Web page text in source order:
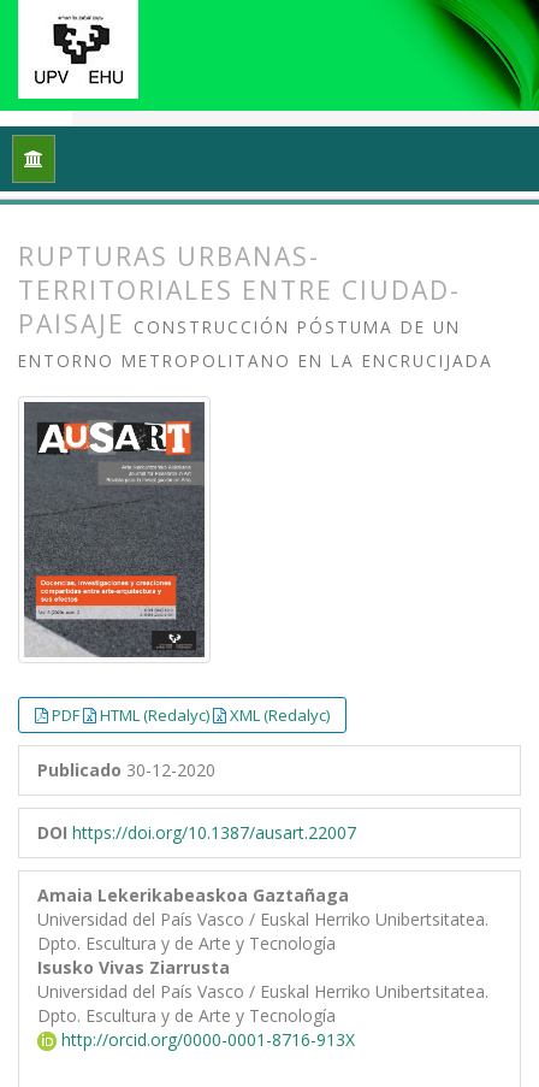
Inicio
RUPTURAS URBANAS-
TERRITORIALES ENTRE CIUDAD-
PAISAJE CONSTRUCCIÓN PÓSTUMA DE UN
ENTORNO METROPOLITANO EN LA ENCRUCIJADA
PDF HTML (Redalyc) XML (Redalyc)
Publicado 30-12-2020
DOI https://doi.org/10.1387/ausart.22007
Amaia Lekerikabeaskoa Gaztañaga
Universidad del País Vasco / Euskal Herriko Unibertsitatea.
Dpto. Escultura y de Arte y Tecnología
Isusko Vivas Ziarrusta
Universidad del País Vasco / Euskal Herriko Unibertsitatea.
Dpto. Escultura y de Arte y Tecnología
http://orcid.org/0000-0001-8716-913X